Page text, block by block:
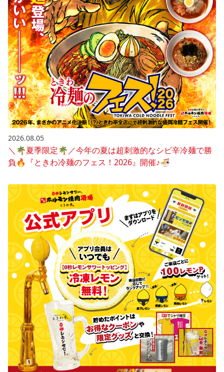
2026.08.05
＼🌴夏季限定🌴／今年の夏は超刺激的なシビ辛冷麺で勝
負🔥『ときわ冷麺のフェス！2026』開催♪🍜